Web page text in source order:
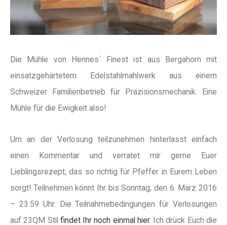
Die Mühle von Hennes´ Finest ist aus Bergahorn mit
einsatzgehärtetem Edelstahlmahlwerk aus einem
Schweizer Familienbetrieb für Präzisionsmechanik. Eine
Mühle für die Ewigkeit also!
Um an der Verlosung teilzunehmen hinterlasst einfach
einen Kommentar und verratet mir gerne Euer
Lieblingsrezept, das so richtig für Pfeffer in Eurem Leben
sorgt! Teilnehmen könnt Ihr bis Sonntag, den 6. März 2016
– 23.59 Uhr. Die Teilnahmebedingungen für Verlosungen
auf 23QM Stil findet Ihr noch einmal hier. Ich drück Euch die